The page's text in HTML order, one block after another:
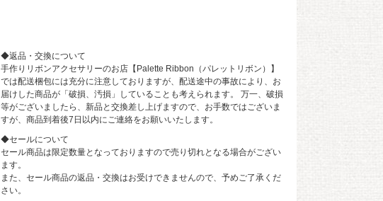
◆返品・交換について
手作りリボンアクセサリーのお店【Palette Ribbon（パレットリボン）】
では配送梱包には充分に注意しておりますが、配送途中の事故により、お
届けした商品が「破損、汚損」していることも考えられます。 万一、破損
等がございましたら、新品と交換差し上げますので、お手数ではございま
すが、商品到着後7日以内にご連絡をお願いいたします。
◆セールについて
セール商品は限定数量となっておりますので売り切れとなる場合がござい
ます。
また、セール商品の返品・交換はお受けできませんので、予めご了承くだ
さい。